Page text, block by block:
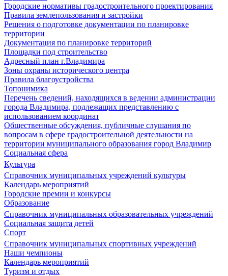
Городские нормативы градостроительного проектирования
Правила землепользования и застройки
Решения о подготовке документации по планировке
территории
Документация по планировке территорий
Площадки под строительство
Адресный план г.Владимира
Зоны охраны исторического центра
Правила благоустройства
Топонимика
Перечень сведений, находящихся в ведении администрации
города Владимира, подлежащих представлению с
использованием координат
Общественные обсуждения, публичные слушания по
вопросам в сфере градостроительной деятельности на
территории муниципального образования город Владимир
Социальная сфера
Культура
Справочник муниципальных учреждений культуры
Календарь мероприятий
Городские премии и конкурсы
Образование
Справочник муниципальных образовательных учреждений
Социальная защита детей
Спорт
Справочник муниципальных спортивных учреждений
Наши чемпионы
Календарь мероприятий
Туризм и отдых